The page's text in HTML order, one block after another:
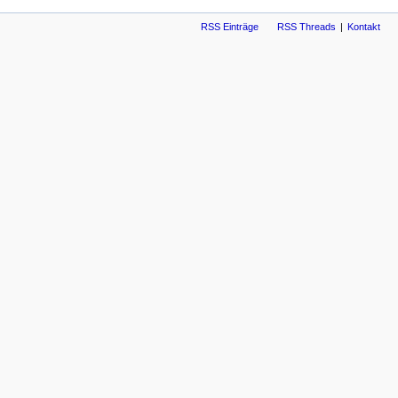
RSS Einträge RSS Threads Kontakt